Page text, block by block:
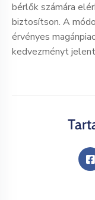
bérlők számára
biztosítson. A
érvényes
kedvezményt